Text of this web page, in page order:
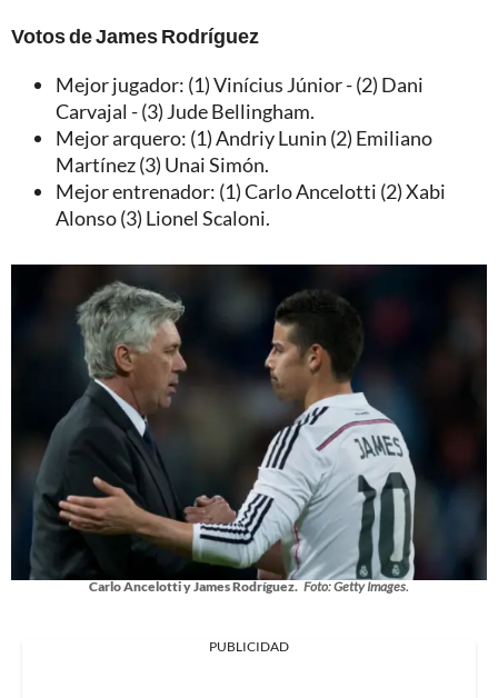
Votos de James Rodríguez
Mejor jugador: (1) Vinícius Júnior - (2) Dani
Carvajal - (3) Jude Bellingham.
Mejor arquero: (1) Andriy Lunin (2) Emiliano
Martínez (3) Unai Simón.
Mejor entrenador: (1) Carlo Ancelotti (2) Xabi
Alonso (3) Lionel Scaloni.
Carlo Ancelotti y James Rodríguez. Foto: Getty Images.
PUBLICIDAD